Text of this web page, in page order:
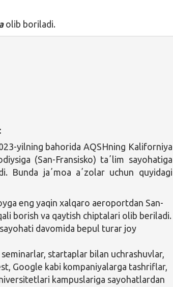
olib boriladi.
yilning bahorida AQSHning Kaliforniya
(San-Fransisko) taʼlim sayohatiga
Bunda jaʼmoa aʼzolar uchun quyidagi
eng yaqin xalqaro aeroportdan San-
borish va qaytish chiptalari olib beriladi.
davomida bepul turar joy
startaplar bilan uchrashuvlar,
Google kabi kompaniyalarga tashriflar,
kampuslariga sayohatlardan